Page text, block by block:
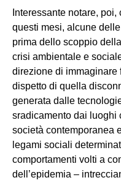
Interessante notare,
questi mesi, alcune
prima dello scoppio
crisi ambientale e
direzione di immaginare
dispetto di quella
generata dalle
sradicamento dai luoghi
società contemporanea
legami sociali
comportamenti volti a
dell’epidemia –